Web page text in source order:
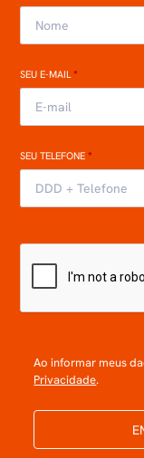
SEU E-MAIL*
SEU TELEFONE*
Ao informar meus
Privacidade.